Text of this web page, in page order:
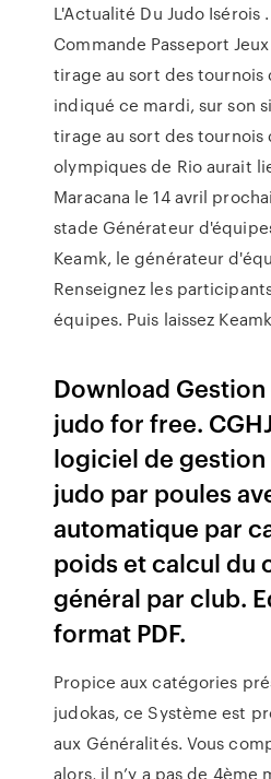
L'Actualité Du Judo Isérois
Commande Passeport
tirage au sort des tournois
indiqué ce mardi, sur son
tirage au sort des tournois
olympiques de Rio aurait
Maracana le 14 avril
stade Générateur
Keamk, le générateur
Renseignez les
équipes. Puis laissez
Download
judo for free.
logiciel de
judo par poules
automatique par
poids et calcul du
général par club.
format PDF.
Propice aux catégories
judokas, ce Système est
aux Généralités. Vous
alors, il n’y a pas de 4ème